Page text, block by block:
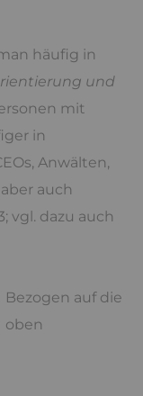
häufig in
und
mit
in
Anwälten,
auch
vgl. dazu auch
Bezogen auf die
oben